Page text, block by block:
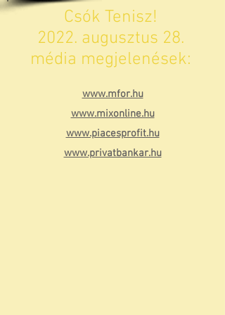
Csók Tenisz!
2022. augusztus 28.
média megjelenések:
www.mfor.hu
www.mixonline.hu
www.piacesprofit.hu
www.privatbankar.hu